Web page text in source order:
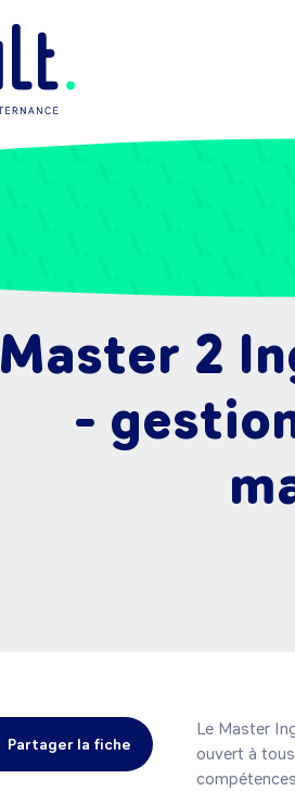
Master 2
-
Partager la fiche
Le Master
ouvert à